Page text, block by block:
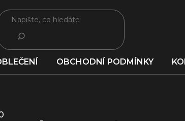
HLEDAT
OBCHODNÍ PODMÍNKY